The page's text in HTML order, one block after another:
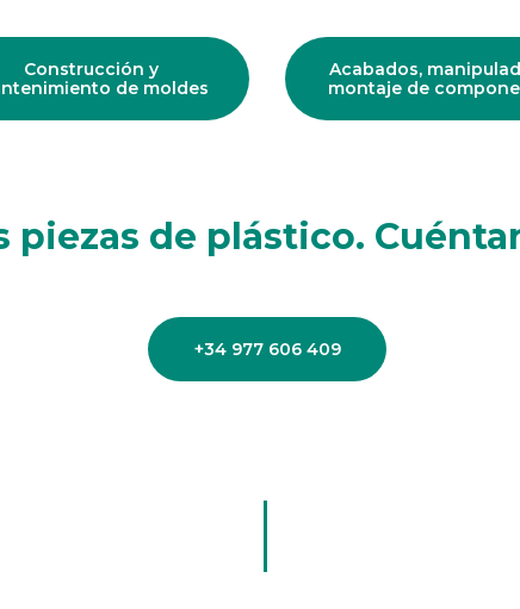
Construcción y
de moldes
Acabados,
montaje de
piezas de plástico.
+34 977 606 409